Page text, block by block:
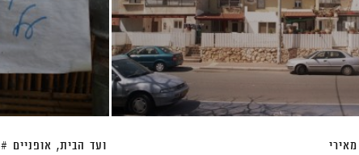
ועד הבית, אופניים # 4 | מירב טרכטמן כהן